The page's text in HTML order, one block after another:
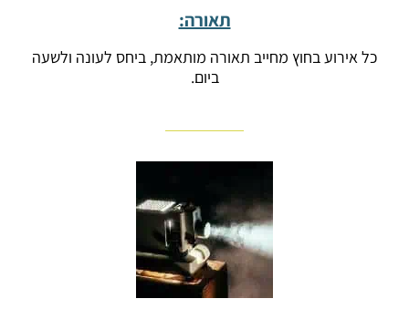
תאורה:
כל אירוע בחוץ מחייב תאורה מותאמת, ביחס לעונה ולשעה
ביום.